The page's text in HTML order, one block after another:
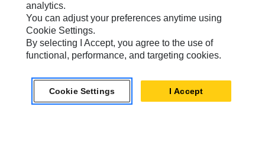
Mis Preferencias De Marketing
Site Map
Cookie Settings
analytics.
You can adjust your preferences anytime using
Cookie Settings.
By selecting I Accept, you agree to the use of
functional, performance, and targeting cookies.
Cookie Settings I Accept